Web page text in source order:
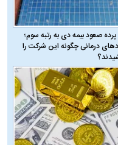
صعود بیمه دی به رتبه سوم؛
درمانی چگونه این شرکت را